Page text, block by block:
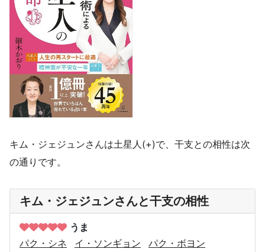
キム・ジェジュンさんは土星人(+)で、干支との相性は次
の通りです。
キム・ジェジュンさんと干支の相性
うま
パク・シネ
イ・ソンギョン
パク・ボヨン